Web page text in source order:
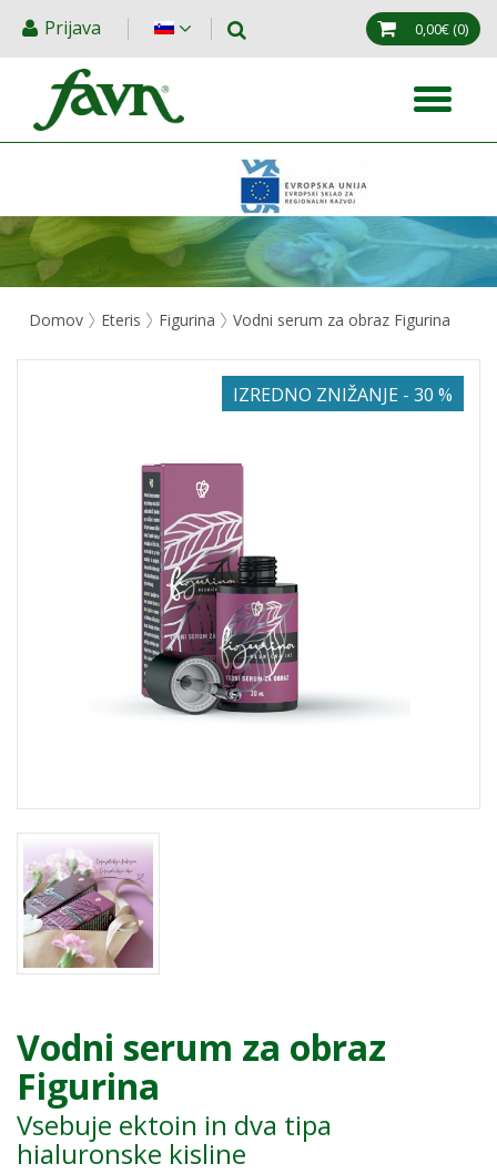
Prijava 0,00€(0)
Domov Eteris Figurina Vodni serum za obraz Figurina
IZREDNO ZNIŽANJE - 30 %
Vodni serum za obraz
Figurina
Vsebuje ektoin in dva tipa
hialuronske kisline